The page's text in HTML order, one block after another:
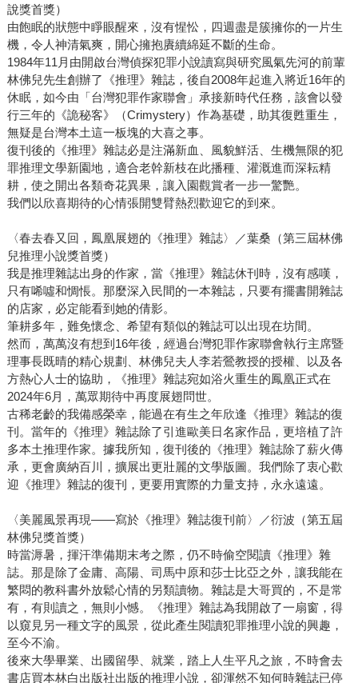
說獎首獎）
由飽眠的狀態中睜眼醒來，沒有惺忪，四週盡是簇擁你的一片生
機，令人神清氣爽，開心擁抱賡續綿延不斷的生命。
1984年11月由開啟台灣偵探犯罪小說讀寫與研究風氣先河的前輩
林佛兒先生創辦了《推理》雜誌，後自2008年起進入將近16年的
休眠，如今由「台灣犯罪作家聯會」承接新時代任務，該會以發
行三年的《詭秘客》（Crimystery）作為基礎，助其復甦重生，
無疑是台灣本土這一板塊的大喜之事。
復刊後的《推理》雜誌必是注滿新血、風貌鮮活、生機無限的犯
罪推理文學新園地，適合老幹新枝在此播種、灌溉進而深耘精
耕，使之開出各類奇花異果，讓入園觀賞者一步一驚艷。
我們以欣喜期待的心情張開雙臂熱烈歡迎它的到來。
〈春去春又回，鳳凰展翅的《推理》雜誌〉／葉桑（第三屆林佛
兒推理小說獎首獎）
我是推理雜誌出身的作家，當《推理》雜誌休刊時，沒有感嘆，
只有唏噓和惆悵。那麼深入民間的一本雜誌，只要有擺書開雜誌
的店家，必定能看到她的倩影。
筆耕多年，難免懷念、希望有類似的雜誌可以出現在坊間。
然而，萬萬沒有想到16年後，經過台灣犯罪作家聯會執行主席暨
理事長既晴的精心規劃、林佛兒夫人李若鶯教授的授權、以及各
方熱心人士的協助，《推理》雜誌宛如浴火重生的鳳凰正式在
2024年6月，萬眾期待中再度展翅問世。
古稀老齡的我備感榮幸，能過在有生之年欣逢《推理》雜誌的復
刊。當年的《推理》雜誌除了引進歐美日名家作品，更培植了許
多本土推理作家。據我所知，復刊後的《推理》雜誌除了薪火傳
承，更會廣納百川，擴展出更壯麗的文學版圖。我們除了衷心歡
迎《推理》雜誌的復刊，更要用實際的力量支持，永永遠遠。
〈美麗風景再現——寫於《推理》雜誌復刊前〉／衍波（第五屆
林佛兒獎首獎）
時當溽暑，揮汗準備期末考之際，仍不時偷空閱讀《推理》雜
誌。那是除了金庸、高陽、司馬中原和莎士比亞之外，讓我能在
繁悶的教科書外放鬆心情的另類讀物。雜誌是大哥買的，不是常
有，有則讀之，無則小憾。《推理》雜誌為我開啟了一扇窗，得
以窺見另一種文字的風景，從此產生閱讀犯罪推理小說的興趣，
至今不渝。
後來大學畢業、出國留學、就業，踏上人生平凡之旅，不時會去
書店買本林白出版社出版的推理小說，卻渾然不知何時雜誌已停